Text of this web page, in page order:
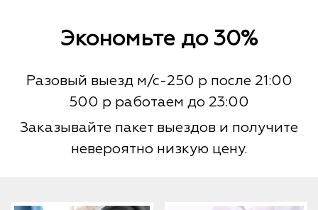
Экономьте до 30%
Разовый выезд м/с-250 р после 21:00
500 р работаем до 23:00
Заказывайте пакет выездов и получите
невероятно низкую цену.